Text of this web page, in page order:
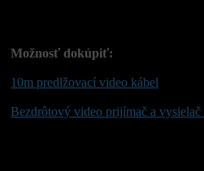
Možnosť dokúpiť:
10m predlžovací video kábel
Bezdrôtový video prijímač a vysielač